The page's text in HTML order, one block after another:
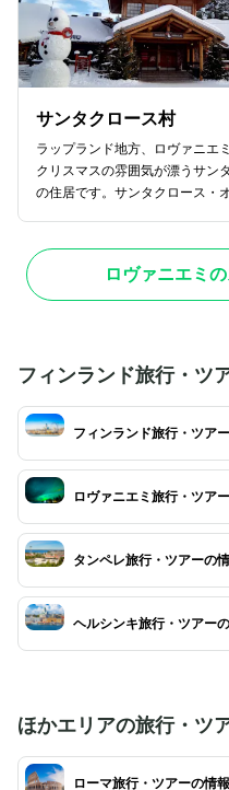
サンタクロース村
ラップランド地方、ロヴァニエ
クリスマスの雰囲気が漂うサン
の住居です。サンタクロース・
ショップもあります。また、北
発行してもらうことができ、記
いなしです。家族連れやクリス
ロヴァニエミ
フィンランド旅行・ツ
フィンランド旅行・ツア
ロヴァニエミ旅行・ツア
タンペレ旅行・ツアーの
ヘルシンキ旅行・ツアー
ほかエリアの旅行・ツ
ローマ旅行・ツアーの情報